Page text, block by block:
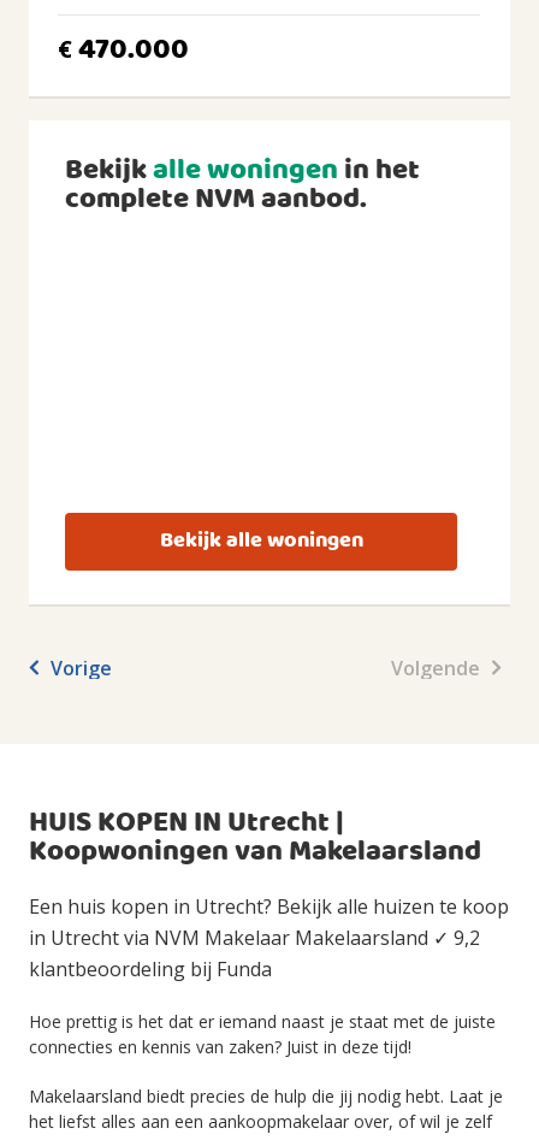
€470.000
Bekijkalle woningenin het
complete NVM aanbod.
Bekijk alle woningen
Vorige Volgende
HUIS KOPEN IN Utrecht |
Koopwoningen van Makelaarsland
Een huis kopen in Utrecht? Bekijk alle huizen te koop
in Utrecht via NVM Makelaar Makelaarsland ✓ 9,2
klantbeoordeling bij Funda
Hoe prettig is het dat er iemand naast je staat met de juiste
connecties en kennis van zaken? Juist in deze tijd!
Makelaarsland biedt precies de hulp die jij nodig hebt. Laat je
het liefst alles aan een aankoopmakelaar over, of wil je zelf